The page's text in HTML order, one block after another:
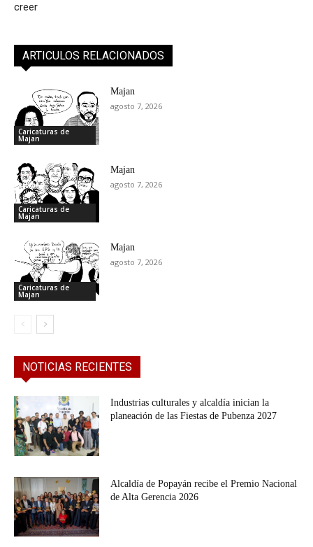
creer
ARTICULOS RELACIONADOS
Caricaturas de
Majan
Majan
agosto 7, 2026
Caricaturas de
Majan
Majan
agosto 7, 2026
Caricaturas de
Majan
Majan
agosto 7, 2026
NOTICIAS RECIENTES
Industrias culturales y alcaldía inician la
planeación de las Fiestas de Pubenza 2027
Alcaldía de Popayán recibe el Premio Nacional
de Alta Gerencia 2026